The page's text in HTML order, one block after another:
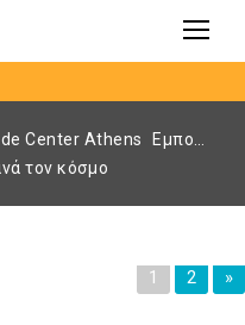
Center Athens
Εμπορικά κέντρα ανά τον κόσμο
τον κόσμο
1 2 »